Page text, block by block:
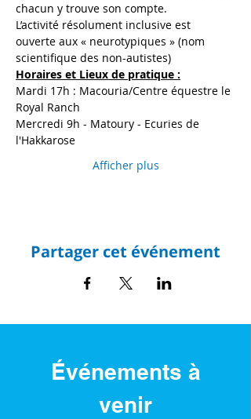
chacun y trouve son compte.
L’activité résolument inclusive est
ouverte aux « neurotypiques » (nom
scientifique des non-autistes)
Horaires et Lieux de pratique :
Mardi 17h : Macouria/Centre équestre le
Royal Ranch
Mercredi 9h - Matoury - Ecuries de
l'Hakkarose
Afficher plus
Partager cet événement
Événements à
venir